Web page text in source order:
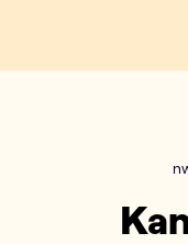
Kanye